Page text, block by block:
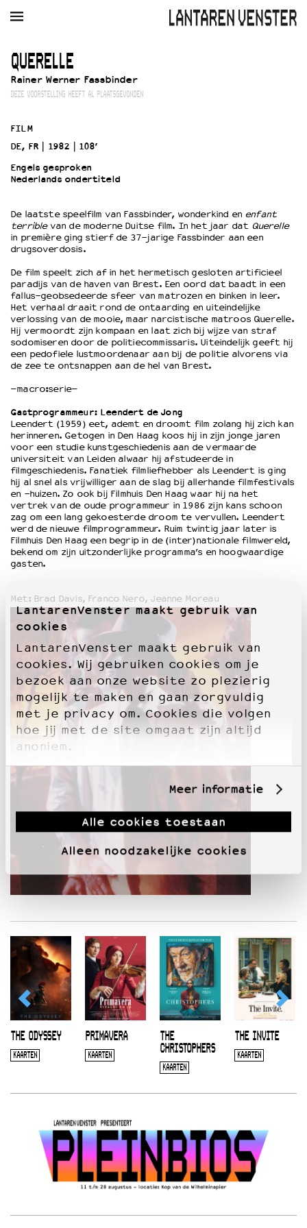
LantarenVenster maakt gebruik van
cookies
LantarenVenster maakt gebruik van
cookies. Wij gebruiken cookies om je
bezoek aan onze website zo plezierig
mogelijk te maken en gaan zorgvuldig
met je privacy om. Cookies die volgen
hoe jij met de site omgaat zijn altijd
anoniem.
Meer informatie
Alle cookies toestaan
Alleen noodzakelijke cookies
AGENDA FILM
Winkelmandje
Zoek
Openingstijden & contact
Bereikbaarheid
Kaartverkoop
EDUCATIE
Schoolvoorstellingen
Filmprogramma’s Primair Onderwijs
Filmprogramma’s VO/MBO
Speciale educatieprogramma’s
OVER LANTARENVENSTER
Wat we doen
Wie is wie
Word vriend
Historie
Partners
Huisregels
Privacyverklaring
Integriteits- en gedragscode
Duurzaamheid
Culturele boycot Israël
Ruimte voor artistieke vrijheid – VNPF
QUERELLE
Rainer Werner Fassbinder
DEZE VOORSTELLING HEEFT AL PLAATSGEVONDEN
FILM
DE, FR
1982
108’
Engels gesproken
Nederlands ondertiteld
De laatste speelfilm van Fassbinder, wonderkind en enfant
terriblevan de moderne Duitse film. In het jaar dat Querelle
in première ging stierf de 37-jarige Fassbinder aan een
drugsoverdosis.
De film speelt zich af in het hermetisch gesloten artificieel
paradijs van de haven van Brest. Een oord dat baadt in een
fallus-geobsedeerde sfeer van matrozen en binken in leer.
Het verhaal draait rond de ontaarding en uiteindelijke
verlossing van de mooie, maar narcistische matroos Querelle.
Hij vermoordt zijn kompaan en laat zich bij wijze van straf
sodomiseren door de politiecommissaris. Uiteindelijk geeft hij
een pedofiele lustmoordenaar aan bij de politie alvorens via
de zee te ontsnappen aan de hel van Brest.
–macro:serie–
Gastprogrammeur: Leendert de Jong
Leendert (1959) eet, ademt en droomt film zolang hij zich kan
herinneren. Getogen in Den Haag koos hij in zijn jonge jaren
voor een studie kunstgeschiedenis aan de vermaarde
universiteit van Leiden alwaar hij afstudeerde in
filmgeschiedenis. Fanatiek filmliefhebber als Leendert is ging
hij al snel als vrijwilliger aan de slag bij allerhande filmfestivals
en -huizen. Zo ook bij Filmhuis Den Haag waar hij na het
vertrek van de oude programmeur in 1986 zijn kans schoon
zag om een lang gekoesterde droom te vervullen. Leendert
werd de nieuwe filmprogrammeur. Ruim twintig jaar later is
Filmhuis Den Haag een begrip in de (inter)nationale filmwereld,
bekend om zijn uitzonderlijke programma’s en hoogwaardige
gasten.
Met: Brad Davis, Franco Nero, Jeanne Moreau
THE ODYSSEY
KAARTEN
PRIMAVERA
KAARTEN
THE
CHRISTOPHERS
KAARTEN
THE INVITE
KAARTEN